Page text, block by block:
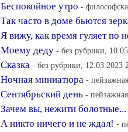
Беспокойное утро -
Так часто в доме бьются
Я вижу, как время гуляет по
Моему деду - без рубрики,
Сказка - без рубрики, 12.03.2023
Ночная миниатюра -
Сентябрьский день -
Зачем вы, нежити болотные...
А никто ничего и не ждал! -